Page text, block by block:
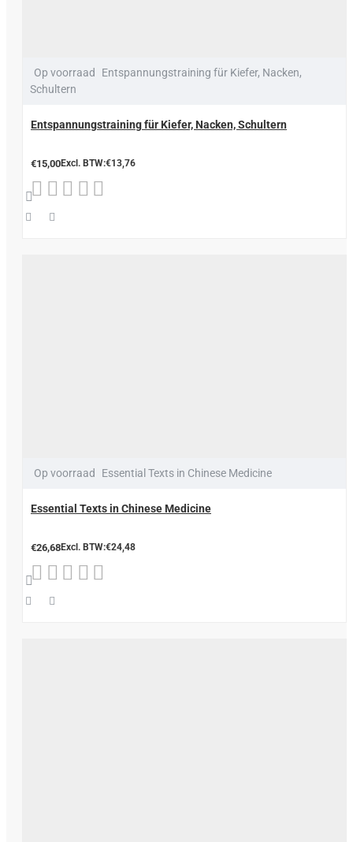
Op voorraad
Entspannungstraining für Kiefer, Nacken,
Schultern
Entspannungstraining für Kiefer, Nacken, Schultern
€15,00Excl. BTW:€13,76
Op voorraad Essential Texts in Chinese Medicine
Essential Texts in Chinese Medicine
€26,68Excl. BTW:€24,48